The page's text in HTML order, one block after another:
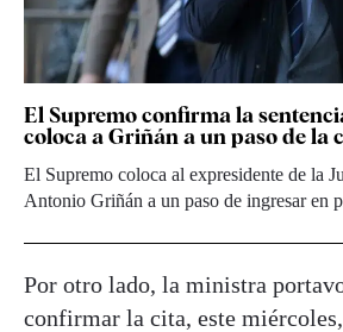
El Supremo confirma la
coloca a Griñán a un paso de la
El Supremo coloca al expresidente de la
Antonio Griñán a un paso de ingresar
Por otro lado, la ministra
confirmar la cita, este